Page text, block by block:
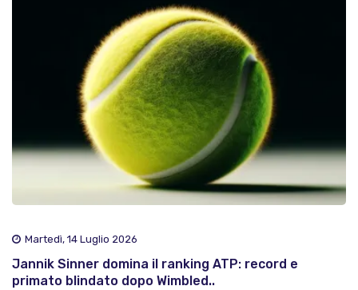
Martedì, 14 Luglio 2026
Jannik Sinner domina il ranking ATP: record e
primato blindato dopo Wimbled..